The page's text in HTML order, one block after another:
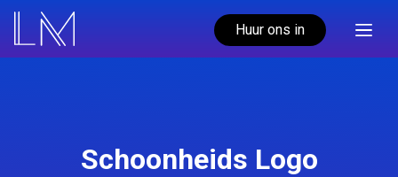
Huur ons in
Schoonheids Logo